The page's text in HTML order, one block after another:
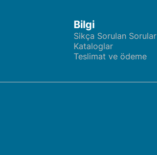
Bilgi
Sikça Sorulan Sorular
Kataloglar
Teslimat ve ödeme